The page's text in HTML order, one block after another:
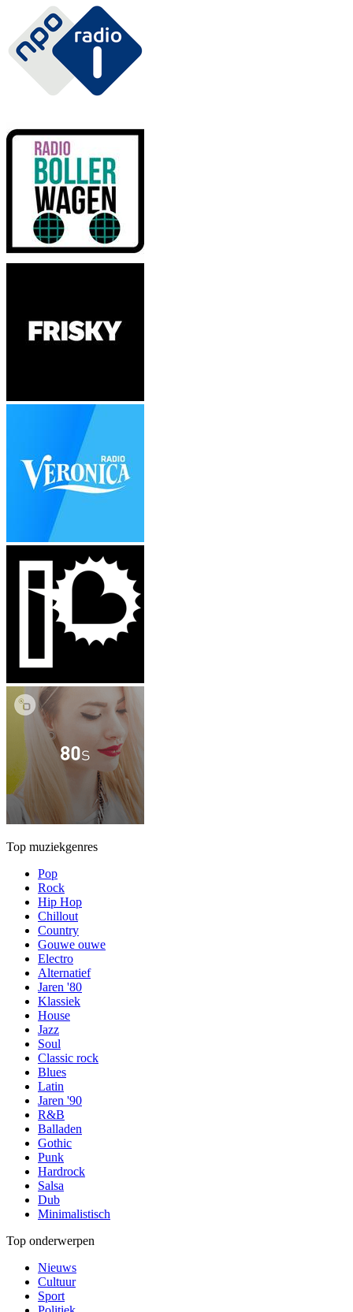
Top muziekgenres
Pop
Rock
Hip Hop
Chillout
Country
Gouwe ouwe
Electro
Alternatief
Jaren '80
Klassiek
House
Jazz
Soul
Classic rock
Blues
Latin
Jaren '90
R&B
Balladen
Gothic
Punk
Hardrock
Salsa
Dub
Minimalistisch
Top onderwerpen
Nieuws
Cultuur
Sport